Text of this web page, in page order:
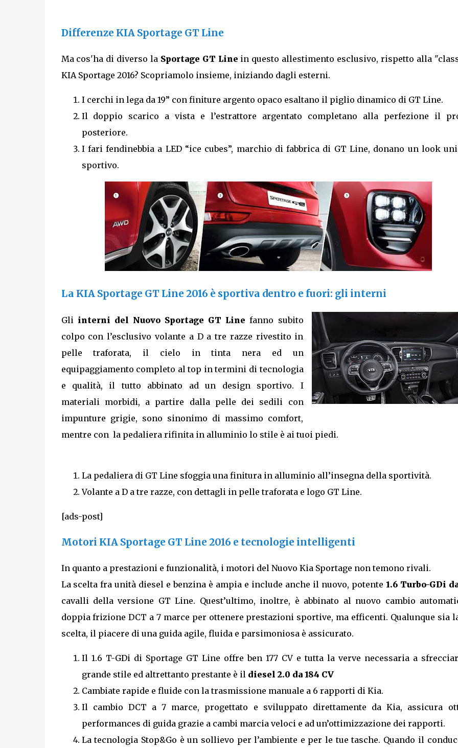
Differenze KIA Sportage GT Line
Ma cos'ha di diverso la Sportage GT Line in questo allestimento esclusivo, rispetto alla
KIA Sportage 2016? Scopriamolo insieme, iniziando dagli esterni.
I cerchi in lega da 19” con finiture argento opaco esaltano il piglio dinamico di GT Line.
Il doppio scarico a vista e l’estrattore argentato completano alla perfezione il
posteriore.
I fari fendinebbia a LED “ice cubes”, marchio di fabbrica di GT Line, donano un look
sportivo.
La KIA Sportage GT Line 2016 è sportiva dentro e fuori: gli interni
Gli interni del Nuovo Sportage GT Line fanno subito
colpo con l’esclusivo volante a D a tre razze rivestito in
pelle traforata, il cielo in tinta nera ed un
equipaggiamento completo al top in termini di tecnologia
e qualità, il tutto abbinato ad un design sportivo. I
materiali morbidi, a partire dalla pelle dei sedili con
impunture grigie, sono sinonimo di massimo comfort,
mentre con la pedaliera rifinita in alluminio lo stile è ai tuoi piedi.
La pedaliera di GT Line sfoggia una finitura in alluminio all’insegna della sportività.
Volante a D a tre razze, con dettagli in pelle traforata e logo GT Line.
[ads-post]
Motori KIA Sportage GT Line 2016 e tecnologie intelligenti
In quanto a prestazioni e funzionalità, i motori del Nuovo Kia Sportage non temono rivali.
La scelta fra unità diesel e benzina è ampia e include anche il nuovo, potente 1.6 Turbo-GDi
cavalli della versione GT Line. Quest’ultimo, inoltre, è abbinato al nuovo cambio
doppia frizione DCT a 7 marce per ottenere prestazioni sportive, ma efficenti. Qualunque sia
scelta, il piacere di una guida agile, fluida e parsimoniosa è assicurato.
Il 1.6 T-GDi di Sportage GT Line offre ben 177 CV e tutta la verve necessaria a
grande stile ed altrettanto prestante è il diesel 2.0 da 184 CV
Cambiate rapide e fluide con la trasmissione manuale a 6 rapporti di Kia.
Il cambio DCT a 7 marce, progettato e sviluppato direttamente da Kia, assicura
performances di guida grazie a cambi marcia veloci e ad un’ottimizzazione dei rapporti.
La tecnologia Stop&Go è un sollievo per l’ambiente e per le tue tasche. Quando il